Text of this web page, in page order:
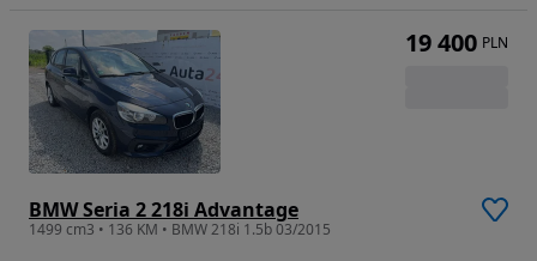
BMW Seria 2 218i Advantage
1499 cm3 • 136 KM • BMW 218i 1.5b 03/2015
19 400 PLN